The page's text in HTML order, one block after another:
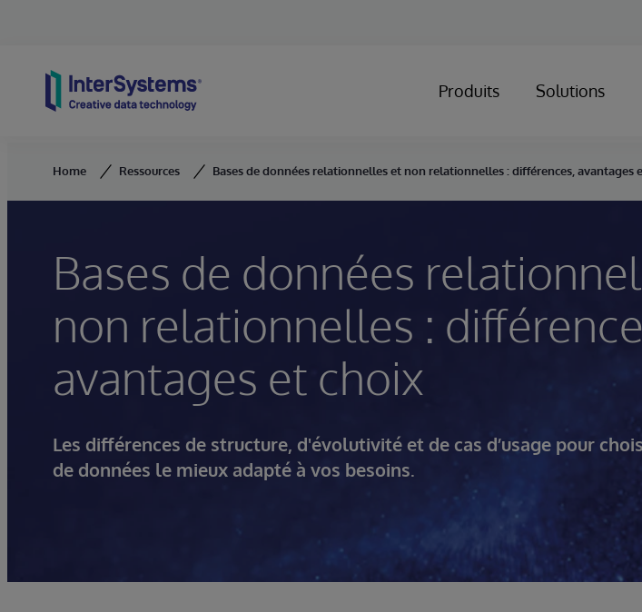
Produits Solutions
Home Ressources Bases de données relationnelles et non relationnelles : différences, avantages
Bases de données
non relationnelles :
avantages et choix
Les différences de structure, d'évolutivité et de cas d’usage pour
de données le mieux adapté à vos besoins.